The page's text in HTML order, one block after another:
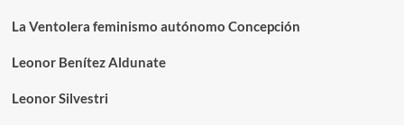
La Ventolera feminismo autónomo Concepción
Leonor Benítez Aldunate
Leonor Silvestri